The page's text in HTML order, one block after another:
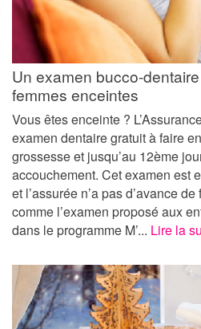
Un examen bucco-
femmes enceintes
Vous êtes enceinte ?
examen dentaire gratuit à faire
grossesse et jusqu’au 12ème
accouchement. Cet examen est
et l’assurée n’a pas d’avance
comme l’examen proposé aux
dans le programme M’... Lire la